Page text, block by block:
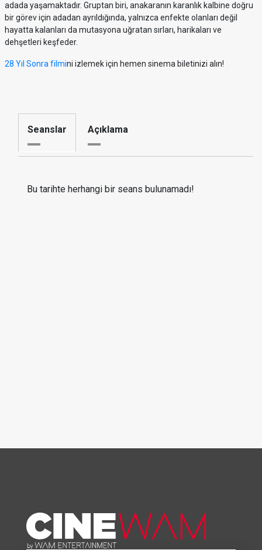
adada yaşamaktadır. Gruptan biri, anakaranın karanlık kalbine doğru
bir görev için adadan ayrıldığında, yalnızca enfekte olanları değil
hayatta kalanları da mutasyona uğratan sırları, harikaları ve
dehşetleri keşfeder.
28 Yıl Sonra filmini izlemek için hemen sinema biletinizi alın!
Seanslar Açıklama
Bu tarihte herhangi bir seans bulunamadı!